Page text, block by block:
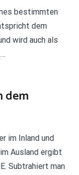
bestimmten
dem
wird auch als
dem
im Inland und
Ausland ergibt
Subtrahiert man